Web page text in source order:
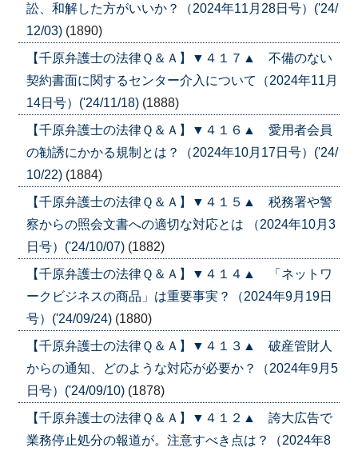
訟、和解した方がいいか？（2024年11月28日号）('24/
12/03) (1890)
【千原弁護士の法律Ｑ＆Ａ】▼４１７▲ 不備のない
契約書面に関するセンター介入について（2024年11月
14日号）('24/11/18) (1888)
【千原弁護士の法律Ｑ＆Ａ】▼４１６▲ 愛用者会員
の勧誘にかかる規制とは？（2024年10月17日号）('24/
10/22) (1884)
【千原弁護士の法律Ｑ＆Ａ】▼４１５▲ 税務署や警
察からの照会文書への適切な対応とは （2024年10月3
日号）('24/10/07) (1882)
【千原弁護士の法律Ｑ＆Ａ】▼４１４▲ 「ネットワ
ークビジネスの商品」は重要事実？（2024年9月19日
号）('24/09/24) (1880)
【千原弁護士の法律Ｑ＆Ａ】▼４１３▲ 破産管財人
からの通知、どのような対応が必要か？（2024年9月5
日号）('24/09/10) (1878)
【千原弁護士の法律Ｑ＆Ａ】▼４１２▲ 誇大広告で
業務停止処分の報道が。注意すべき点は？（2024年8